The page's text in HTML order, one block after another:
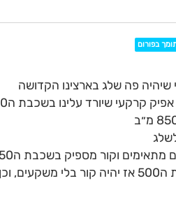
בפורום
פה שלג בארצינו הקדושה
להפך